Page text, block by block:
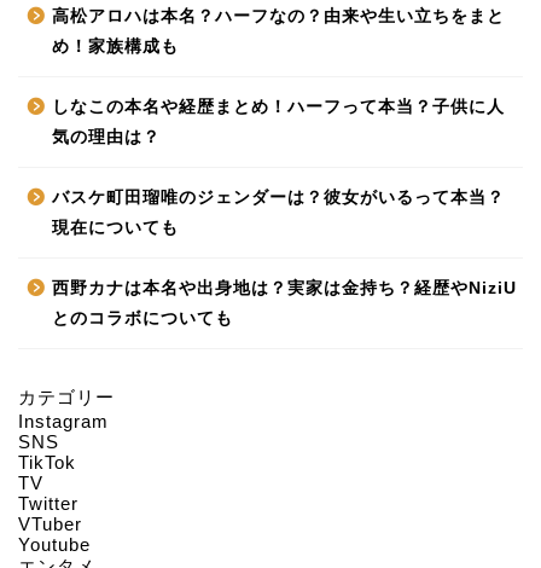
高松アロハは本名？ハーフなの？由来や生い立ちをまと
め！家族構成も
しなこの本名や経歴まとめ！ハーフって本当？子供に人
気の理由は？
バスケ町田瑠唯のジェンダーは？彼女がいるって本当？
現在についても
西野カナは本名や出身地は？実家は金持ち？経歴やNiziU
とのコラボについても
カテゴリー
Instagram
SNS
TikTok
TV
Twitter
VTuber
Youtube